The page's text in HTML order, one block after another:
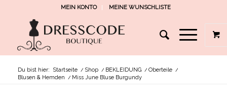
MEIN KONTO MEINE WUNSCHLISTE
Du bist hier: Startseite / Shop / BEKLEIDUNG / Oberteile /
Blusen & Hemden / Miss June Bluse Burgundy